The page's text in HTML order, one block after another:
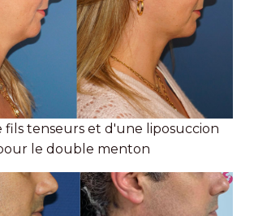
fils tenseurs et d'une liposuccion
le double menton